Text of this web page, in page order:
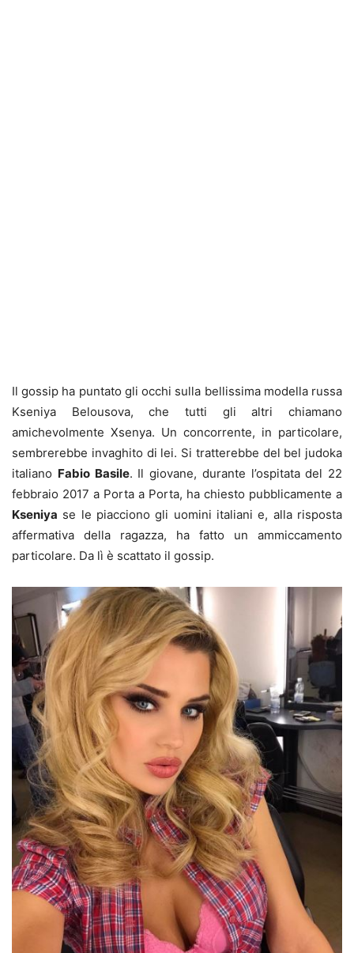
Il gossip ha puntato gli occhi sulla bellissima modella russa
Kseniya Belousova, che tutti gli altri chiamano
amichevolmente Xsenya. Un concorrente, in particolare,
sembrerebbe invaghito di lei. Si tratterebbe del bel judoka
italiano Fabio Basile. Il giovane, durante l’ospitata del 22
febbraio 2017 a Porta a Porta, ha chiesto pubblicamente a
Kseniya se le piacciono gli uomini italiani e, alla risposta
affermativa della ragazza, ha fatto un ammiccamento
particolare. Da lì è scattato il gossip.